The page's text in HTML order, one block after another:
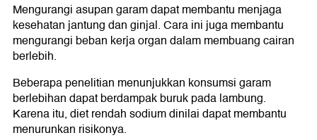
Mengurangi asupan garam dapat membantu menjaga
kesehatan jantung dan ginjal. Cara ini juga membantu
mengurangi beban kerja organ dalam membuang cairan
berlebih.
Beberapa penelitian menunjukkan konsumsi garam
berlebihan dapat berdampak buruk pada lambung.
Karena itu, diet rendah sodium dinilai dapat membantu
menurunkan risikonya.